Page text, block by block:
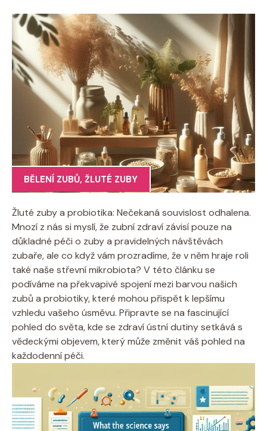
BĚLENÍ ZUBŮ, ŽLUTÉ ZUBY
Žluté zuby a probiotika: Nečekaná souvislost odhalena.
Mnozí z nás si myslí, že zubní zdraví závisí pouze na
důkladné péči o zuby a pravidelných návštěvách
zubaře, ale co když vám prozradíme, že v něm hraje roli
také naše střevní mikrobiota? V této článku se
podíváme na překvapivé spojení mezi barvou našich
zubů a probiotiky, které mohou přispět k lepšímu
vzhledu vašeho úsměvu. Připravte se na fascinující
pohled do světa, kde se zdraví ústní dutiny setkává s
vědeckými objevem, který může změnit váš pohled na
každodenní péči.